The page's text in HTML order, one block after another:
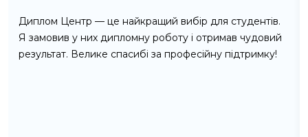
Диплом Центр — це найкращий вибір для студентів.
Я замовив у них дипломну роботу і отримав чудовий
результат. Велике спасибі за професійну підтримку!